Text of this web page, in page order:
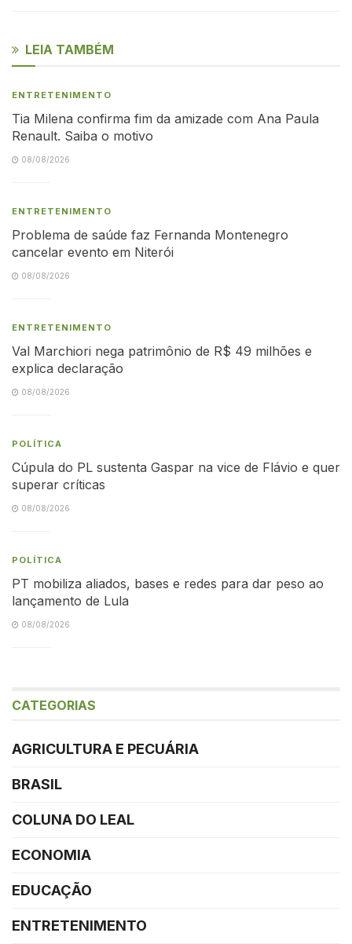
LEIA TAMBÉM
ENTRETENIMENTO
Tia Milena confirma fim da amizade com Ana Paula
Renault. Saiba o motivo
08/08/2026
ENTRETENIMENTO
Problema de saúde faz Fernanda Montenegro
cancelar evento em Niterói
08/08/2026
ENTRETENIMENTO
Val Marchiori nega patrimônio de R$ 49 milhões e
explica declaração
08/08/2026
POLÍTICA
Cúpula do PL sustenta Gaspar na vice de Flávio e quer
superar críticas
08/08/2026
POLÍTICA
PT mobiliza aliados, bases e redes para dar peso ao
lançamento de Lula
08/08/2026
CATEGORIAS
AGRICULTURA E PECUÁRIA
BRASIL
COLUNA DO LEAL
ECONOMIA
EDUCAÇÃO
ENTRETENIMENTO